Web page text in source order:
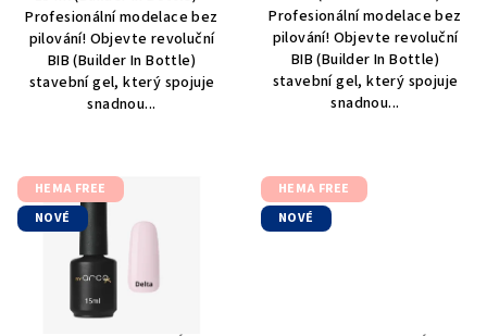
Profesionální modelace bez
pilování! Objevte revoluční
BIB (Builder In Bottle)
stavební gel, který spojuje
snadnou...
Profesionální modelace bez
pilování! Objevte revoluční
BIB (Builder In Bottle)
stavební gel, který spojuje
snadnou...
HEMA FREE
NOVÉ
HEMA FREE
NOVÉ